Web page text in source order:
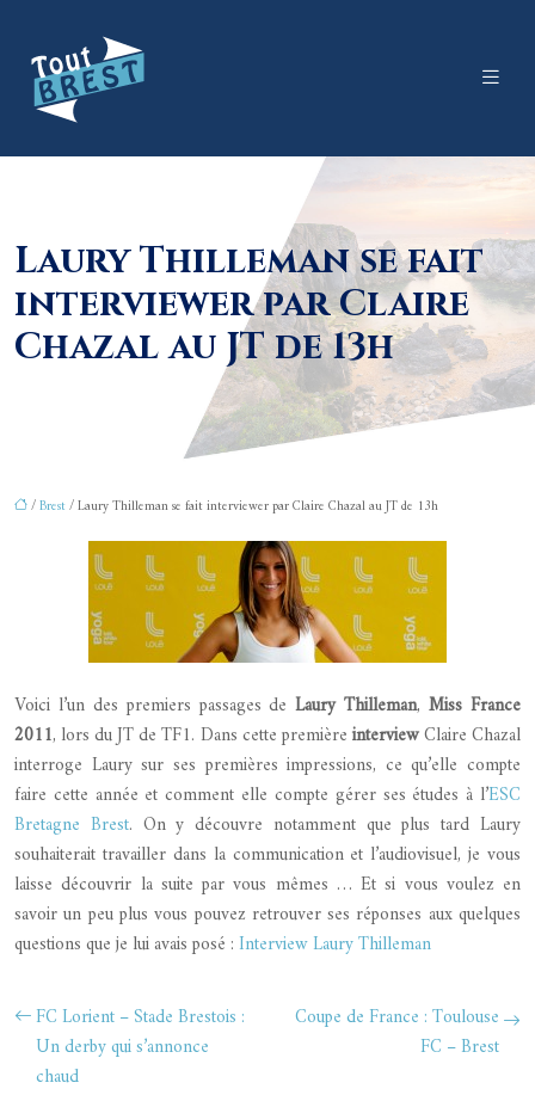
Laury Thilleman se fait
interviewer par Claire
Chazal au JT de 13h
/Brest/ Laury Thilleman se fait interviewer par Claire Chazal au JT de 13h
Voici l’un des premiers passages deLaury Thilleman,Miss France
2011, lors du JT de TF1. Dans cette premièreinterviewClaire Chazal
interroge Laury sur ses premières impressions, ce qu’elle compte
faire cette année et comment elle compte gérer ses études à l’ESC
Bretagne Brest. On y découvre notamment que plus tard Laury
souhaiterait travailler dans la communication et l’audiovisuel, je vous
laisse découvrir la suite par vous mêmes … Et si vous voulez en
savoir un peu plus vous pouvez retrouver ses réponses aux quelques
questions que je lui avais posé :Interview Laury Thilleman
FC Lorient – Stade Brestois :
Un derby qui s’annonce
chaud
Coupe de France : Toulouse
FC – Brest